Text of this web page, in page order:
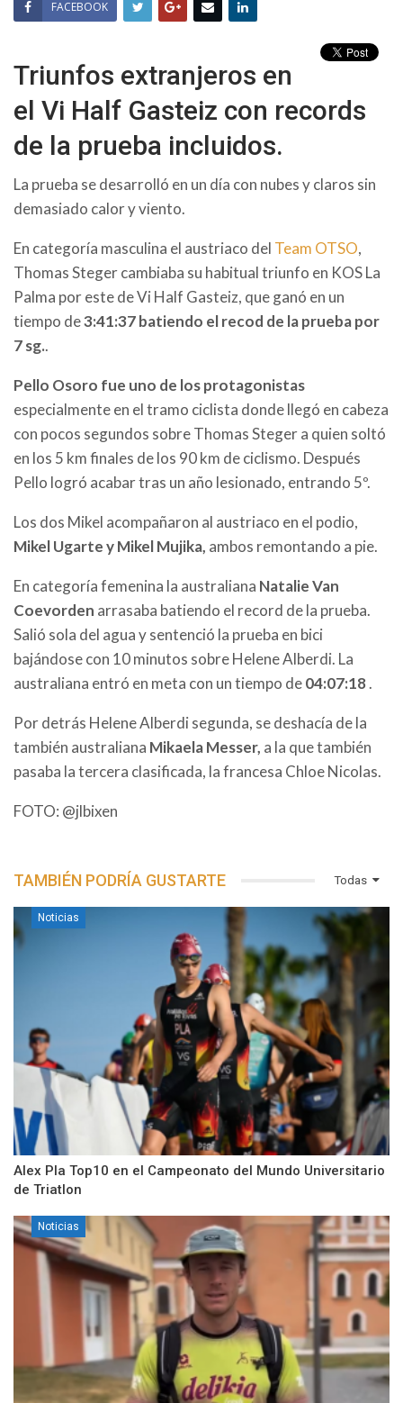
FACEBOOK
Triunfos extranjeros en
el Vi Half Gasteiz con records
de la prueba incluidos.
La prueba se desarrolló en un día con nubes y claros sin
demasiado calor y viento.
En categoría masculina el austriaco del Team OTSO,
Thomas Steger cambiaba su habitual triunfo en KOS La
Palma por este de Vi Half Gasteiz, que ganó en un
tiempo de3:41:37 batiendo el recod de la prueba por
7 sg..
Pello Osoro fue uno de los protagonistas
especialmente en el tramo ciclista donde llegó en cabeza
con pocos segundos sobre Thomas Steger a quien soltó
en los 5 km finales de los 90 km de ciclismo. Después
Pello logró acabar tras un año lesionado, entrando 5º.
Los dos Mikel acompañaron al austriaco en el podio,
Mikel Ugarte y Mikel Mujika, ambos remontando a pie.
En categoría femenina la australiana Natalie Van
Coevorden arrasaba batiendo el record de la prueba.
Salió sola del agua y sentenció la prueba en bici
bajándose con 10 minutos sobre Helene Alberdi. La
australiana entró en meta con un tiempo de04:07:18.
Por detrás Helene Alberdi segunda, se deshacía de la
también australiana Mikaela Messer, a la que también
pasaba la tercera clasificada, la francesa Chloe Nicolas.
FOTO: @jlbixen
Todas
TAMBIÉN PODRÍA GUSTARTE
Noticias
Alex Pla Top10 en el Campeonato del Mundo Universitario
de Triatlon
Noticias